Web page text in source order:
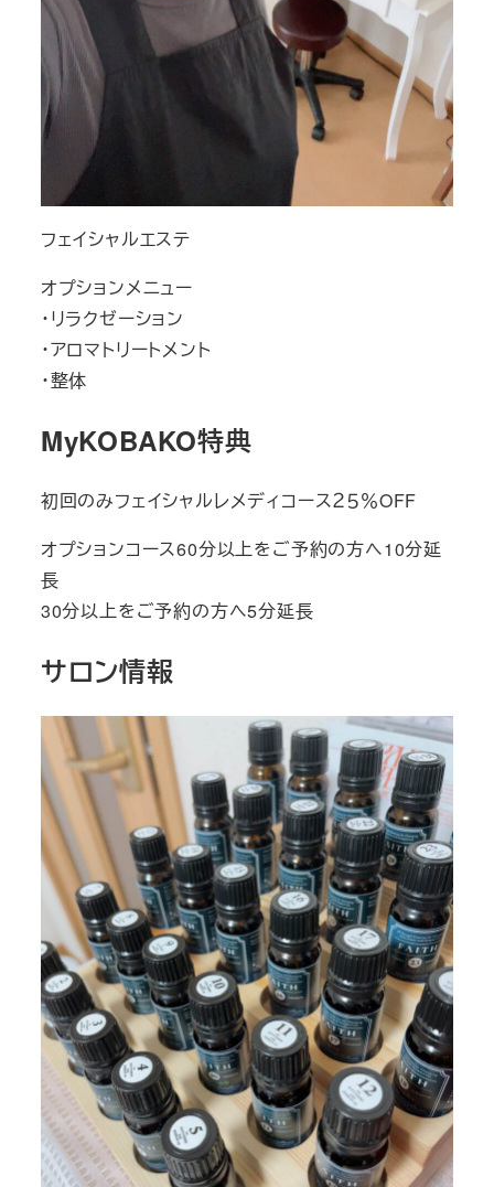
フェイシャルエステ
オプションメニュー
・リラクゼーション
・アロマトリートメント
・整体
MyKOBAKO特典
初回のみフェイシャルレメディコース２５％OFF
オプションコース60分以上をご予約の方へ10分延
長
30分以上をご予約の方へ5分延長
サロン情報